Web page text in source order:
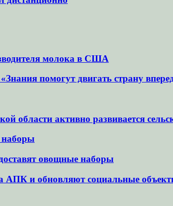
молока в США
помогут двигать страну
активно развивается
наборы
овощные наборы
АПК и обновляют социальные